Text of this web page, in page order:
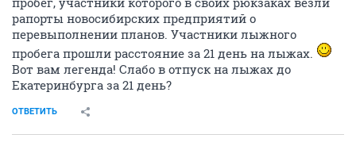
рапорты новосибирских предприятий о
перевыполнении планов. Участники лыжного
пробега прошли расстояние за 21 день на лыжах.
Вот вам легенда! Слабо в отпуск на лыжах до
Екатеринбурга за 21 день?
ОТВЕТИТЬ